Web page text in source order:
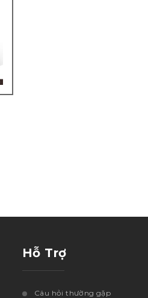
Hỗ Trợ
Câu hỏi thường gặp